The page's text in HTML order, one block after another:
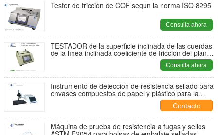
Tester de fricción de COF según la norma ISO 8295
Consulta ahora
TESTADOR de la superficie inclinada de las cuerdas
de la línea inclinada coeficiente de fricción del plano
inclinado TESTADOR de los coeficientes de
deslizamiento del plano inclinado TESTADOR de los
coeficientes de fricción TAPPI T 815
Consulta ahora
Instrumento de detección de resistencia sellado para
envases compuestos de papel y plástico para la
venta Mejor proveedor de instrumentos de ensayo
Contacto
Máquina de prueba de resistencia a fugas y sellos